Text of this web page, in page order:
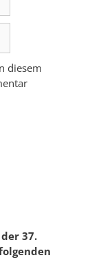
diesem
37.